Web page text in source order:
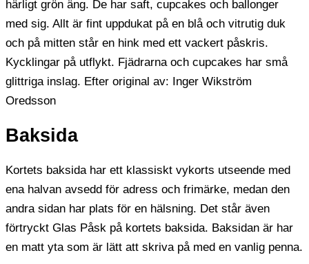
härligt grön äng. De har saft, cupcakes och ballonger
med sig. Allt är fint uppdukat på en blå och vitrutig duk
och på mitten står en hink med ett vackert påskris.
Kycklingar på utflykt. Fjädrarna och cupcakes har små
glittriga inslag. Efter original av: Inger Wikström
Oredsson
Baksida
Kortets baksida har ett klassiskt vykorts utseende med
ena halvan avsedd för adress och frimärke, medan den
andra sidan har plats för en hälsning. Det står även
förtryckt Glas Påsk på kortets baksida. Baksidan är har
en matt yta som är lätt att skriva på med en vanlig penna.